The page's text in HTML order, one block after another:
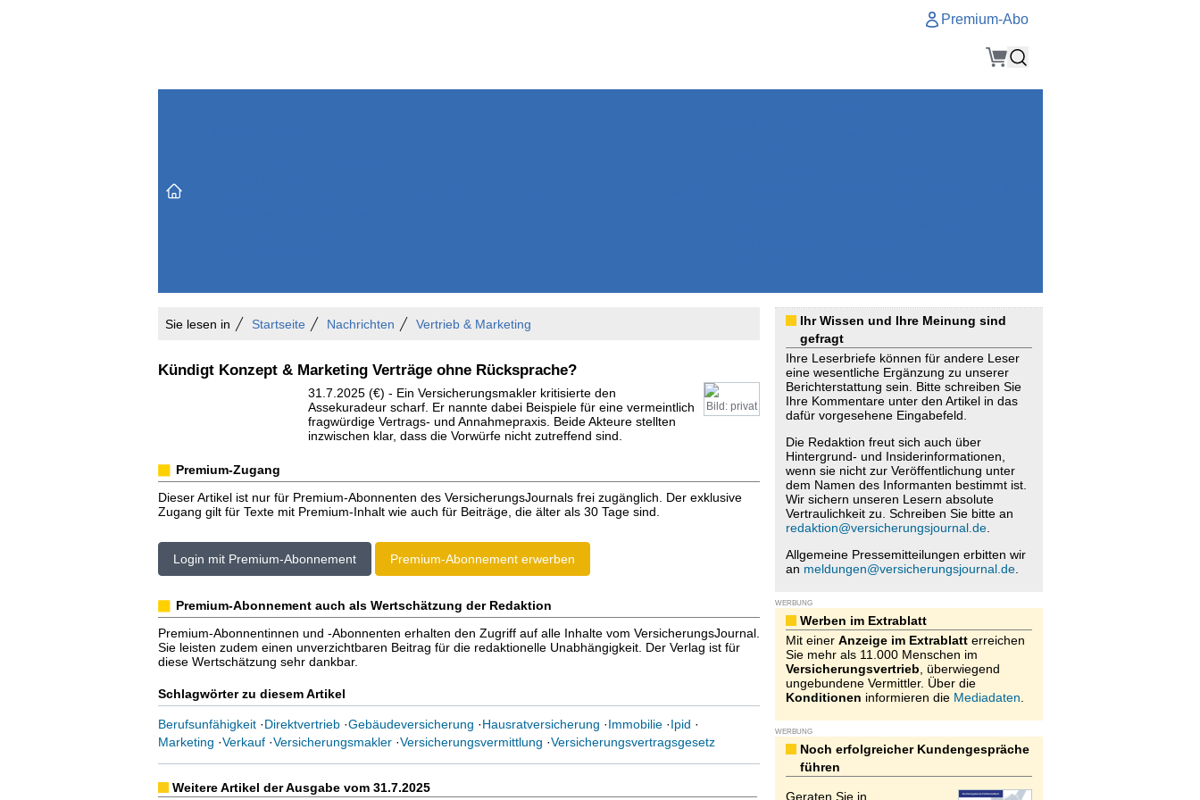
Premium-Abo
Sie lesen in Startseite Nachrichten Vertrieb & Marketing
Kündigt Konzept & Marketing Verträge ohne Rücksprache?
Bild: privat
31.7.2025 (€) - Ein Versicherungsmakler kritisierte den
Assekuradeur scharf. Er nannte dabei Beispiele für eine vermeintlich
fragwürdige Vertrags- und Annahmepraxis. Beide Akteure stellten
inzwischen klar, dass die Vorwürfe nicht zutreffend sind.
Premium-Zugang
Dieser Artikel ist nur für Premium-Abonnenten des VersicherungsJournals frei zugänglich. Der exklusive
Zugang gilt für Texte mit Premium-Inhalt wie auch für Beiträge, die älter als 30 Tage sind.
Login mit Premium-Abonnement Premium-Abonnement erwerben
Premium-Abonnement auch als Wertschätzung der Redaktion
Premium-Abonnentinnen und -Abonnenten erhalten den Zugriff auf alle Inhalte vom VersicherungsJournal.
Sie leisten zudem einen unverzichtbaren Beitrag für die redaktionelle Unabhängigkeit. Der Verlag ist für
diese Wertschätzung sehr dankbar.
Schlagwörter zu diesem Artikel
Berufsunfähigkeit·Direktvertrieb·Gebäudeversicherung ·Hausratversicherung ·Immobilie·Ipid ·
Marketing ·Verkauf·Versicherungsmakler·Versicherungsvermittlung ·Versicherungsvertragsgesetz
Weitere Artikel der Ausgabe vom 31.7.2025
Ihr Wissen und Ihre Meinung sind
gefragt
Ihre Leserbriefe können für andere Leser
eine wesentliche Ergänzung zu unserer
Berichterstattung sein. Bitte schreiben Sie
Ihre Kommentare unter den Artikel in das
dafür vorgesehene Eingabefeld.
Die Redaktion freut sich auch über
Hintergrund- und Insiderinformationen,
wenn sie nicht zur Veröffentlichung unter
dem Namen des Informanten bestimmt ist.
Wir sichern unseren Lesern absolute
Vertraulichkeit zu. Schreiben Sie bitte an
redaktion@versicherungsjournal.de.
Allgemeine Pressemitteilungen erbitten wir
an meldungen@versicherungsjournal.de.
WERBUNG
Werben im Extrablatt
Mit einer Anzeige im Extrablatterreichen
Sie mehr als 11.000 Menschen im
Versicherungsvertrieb , überwiegend
ungebundene Vermittler. Über die
Konditionen informieren die Mediadaten
WERBUNG
Noch erfolgreicher Kundengespräche
führen
Geraten Sie in